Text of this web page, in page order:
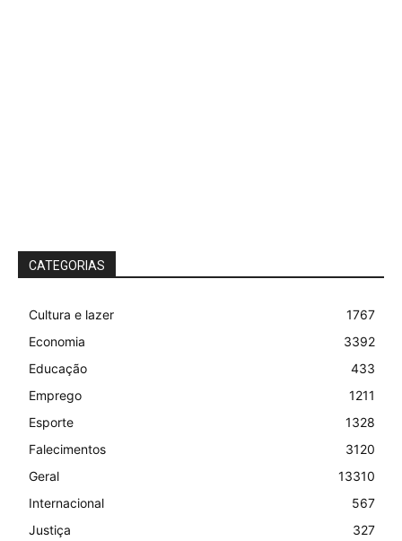
CATEGORIAS
Cultura e lazer
1767
Economia
3392
Educação
433
Emprego
1211
Esporte
1328
Falecimentos
3120
Geral
13310
Internacional
567
Justiça
327